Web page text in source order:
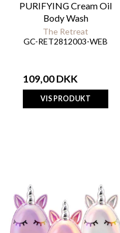
PURIFYING Cream Oil
Body Wash
The Retreat
GC-RET2812003-WEB
109,00 DKK
VIS PRODUKT